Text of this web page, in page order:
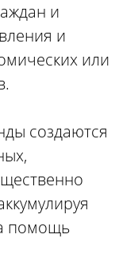
и
и
или
создаются
помощь